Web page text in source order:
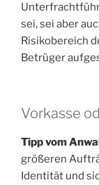
sei, sei aber
Risikobereich
Betrüger
Vorkasse
Tipp vom
größeren
Identität und